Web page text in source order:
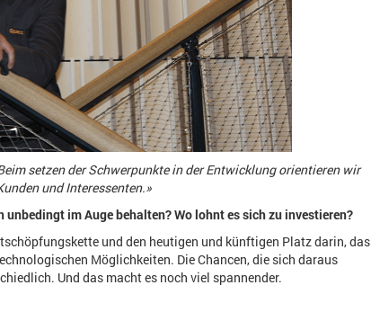
setzen der Schwerpunkte in der Entwicklungorientieren wir
und Interessenten.»
im Auge behalten? Wo lohnt es sich zuinvestieren?
und den heutigen und künftigen Platz darin, das
Möglichkeiten. Die Chancen, die sich daraus
Und das macht es noch viel spannender.